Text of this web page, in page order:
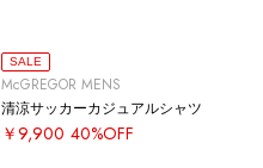
SALE
McGREGOR MENS
清涼サッカーカジュアルシャツ
￥9,900 40%OFF